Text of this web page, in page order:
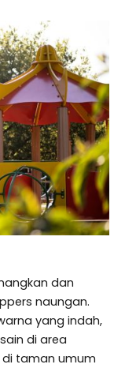
dan
naungan.
yang indah,
di area
taman umum